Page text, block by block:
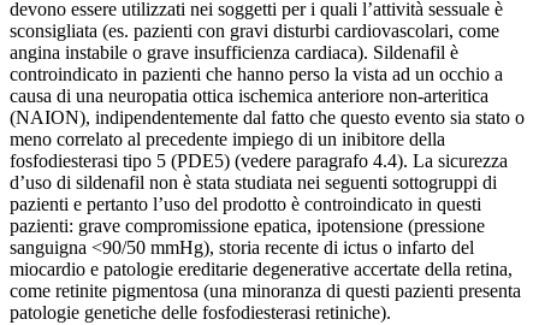
devono essere utilizzati nei soggetti per i quali l’attività sessuale è
sconsigliata (es. pazienti con gravi disturbi cardiovascolari, come
angina instabile o grave insufficienza cardiaca). Sildenafil è
controindicato in pazienti che hanno perso la vista ad un occhio a
causa di una neuropatia ottica ischemica anteriore non-arteritica
(NAION), indipendentemente dal fatto che questo evento sia stato o
meno correlato al precedente impiego di un inibitore della
fosfodiesterasi tipo 5 (PDE5) (vedere paragrafo 4.4). La sicurezza
d’uso di sildenafil non è stata studiata nei seguenti sottogruppi di
pazienti e pertanto l’uso del prodotto è controindicato in questi
pazienti: grave compromissione epatica, ipotensione (pressione
sanguigna <90/50 mmHg), storia recente di ictus o infarto del
miocardio e patologie ereditarie degenerative accertate della retina,
come retinite pigmentosa (una minoranza di questi pazienti presenta
patologie genetiche delle fosfodiesterasi retiniche).